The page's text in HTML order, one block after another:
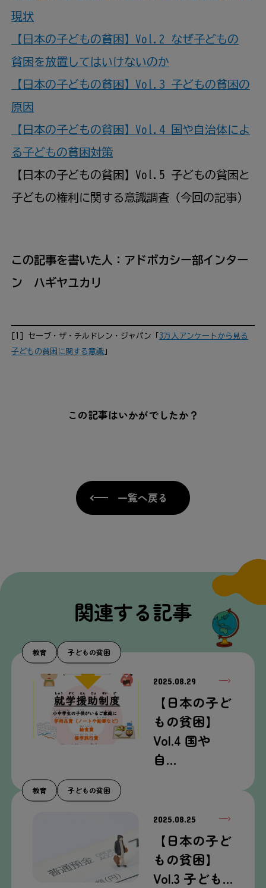
現状
【 日本の子どもの貧困 】Vol.2 なぜ子どもの
貧困 を放置 してはいけないのか
【 日本の子どもの貧困 】Vol.3 子どもの貧困の
原因
【 日本の子どもの貧困 】Vol.4 国 や自治体によ
る子どもの貧困対策
【 日本の子どもの貧困 】Vol.5 子どもの貧困 と
子どもの権利 に 関 する意識調査 （今回 の記事）
この記事を書いた 人 ：アドボカシー部インター
ン ハギヤユカリ
[1] セーブ・ザ・チルドレン・ジャパン「 3万 人 アンケートから 見る
子どもの貧困 に 関 する意識 」
この記事はいかがでしたか？
一覧へ戻る
関連する記事
教育 子どもの貧困
2025.08.29
【日本の子ど
もの貧困】
Vol.4 国や
自…
教育 子どもの貧困
2025.08.25
【日本の子ど
もの貧困】
Vol.3 子ども…